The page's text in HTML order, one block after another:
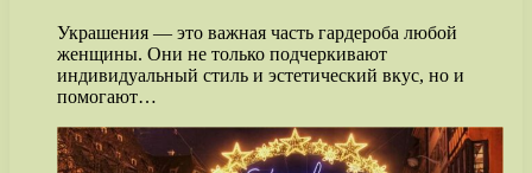
Украшения — это важная часть гардероба любой
женщины. Они не только подчеркивают
индивидуальный стиль и эстетический вкус, но и
помогают…